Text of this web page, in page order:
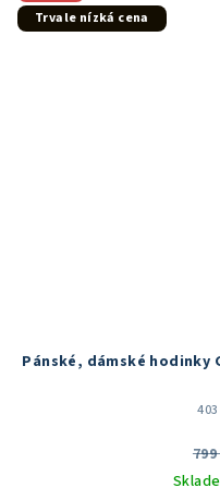
Trvale nízká cena
Pánské, dámské hodinky